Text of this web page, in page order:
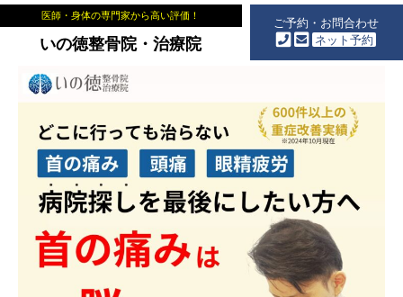
医師・身体の専門家から高い評価！
いの徳整骨院・治療院
ご予約・お問合わせ
ネット予約